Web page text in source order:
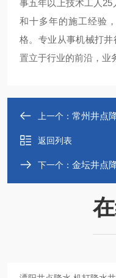
事五年以上技术工人
和十多年的施工经验
格。专业从事机械打
置立于行业的前沿，业
上一个： 常州井点
返回列表
下一个： 金坛井点